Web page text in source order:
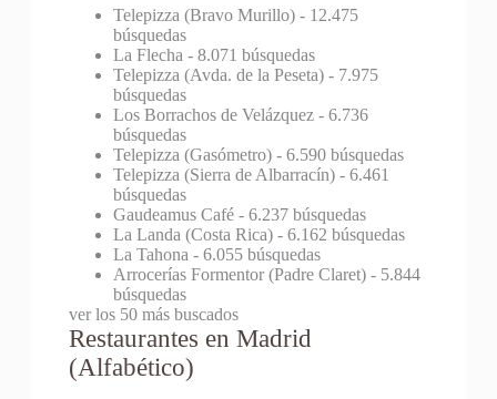
Telepizza (Bravo Murillo)- 12.475
búsquedas
La Flecha - 8.071 búsquedas
Telepizza (Avda. de la Peseta)- 7.975
búsquedas
Los Borrachos de Velázquez- 6.736
búsquedas
Telepizza (Gasómetro)- 6.590 búsquedas
Telepizza (Sierra de Albarracín)- 6.461
búsquedas
Gaudeamus Café- 6.237 búsquedas
La Landa (Costa Rica)- 6.162 búsquedas
La Tahona - 6.055 búsquedas
Arrocerías Formentor (Padre Claret)- 5.844
búsquedas
ver los 50 más buscados
Restaurantes en Madrid
(Alfabético)